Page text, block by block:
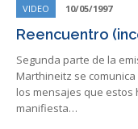
VIDEO 10/05/1997
Reencuentro
Segunda parte de la
Marthineitz se
los mensajes que estos
manifiesta…